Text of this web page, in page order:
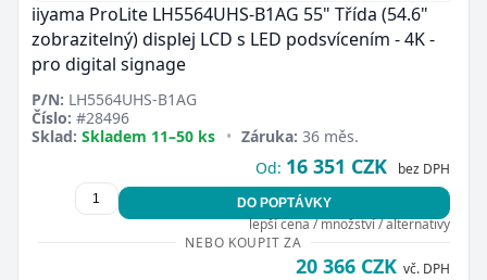
iiyama ProLite LH5564UHS-B1AG 55" Třída (54.6"
zobrazitelný) displej LCD s LED podsvícením - 4K -
pro digital signage
P/N: LH5564UHS-B1AG
Číslo: #28496
Sklad: Skladem 11–50 ks • Záruka: 36 měs.
Od: 16 351 CZK bez DPH
DO POPTÁVKY
lepší cena / množství / alternativy
NEBO KOUPIT ZA
20 366 CZK vč. DPH